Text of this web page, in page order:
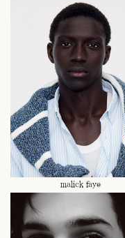
malick faye